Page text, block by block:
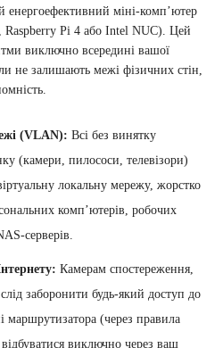
енергоефективний міні-комп’ютер
Raspberry Pi 4 або Intel NUC). Цей
виключно всередині вашої
не залишають межі фізичних стін,
(VLAN): Всі без винятку
(камери, пилососи, телевізори)
локальну мережу, жорстко
комп’ютерів, робочих
серверів.
Камерам спостереження,
заборонити будь-який доступ до
маршрутизатора (через правила
виключно через ваш